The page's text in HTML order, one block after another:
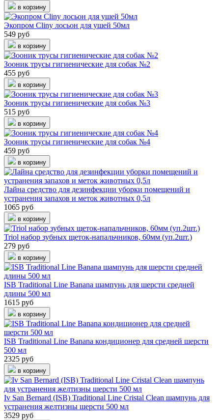
в корзину
Экопром Cliny лосьон для ушей 50мл
549 руб
в корзину
Зооник трусы гигиенические для собак №2
455 руб
в корзину
Зооник трусы гигиенические для собак №3
515 руб
в корзину
Зооник трусы гигиенические для собак №4
459 руб
в корзину
Лайна средство для дезинфекции уборки помещений и
устранения запахов и меток животных 0,5л
1065 руб
в корзину
Triol набор зубных щеток-напальчников, 60мм (уп.2шт.)
279 руб
в корзину
ISB Traditional Line Banana шампунь для шерсти средней
длины 500 мл
1615 руб
в корзину
ISB Traditional Line Banana кондиционер для средней шерсти
500 мл
2325 руб
в корзину
Iv San Bernard (ISB) Traditional Line Cristal Clean шампунь для
устранения желтизны шерсти 500 мл
3529 руб